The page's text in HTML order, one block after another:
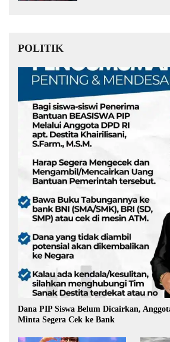
POLITIK
Dana PIP Siswa Belum Dicairkan,
Minta Segera Cek ke Bank